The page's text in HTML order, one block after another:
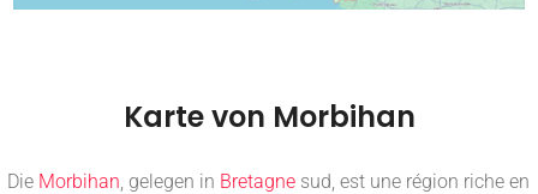
Karte von Morbihan
Die Morbihan, gelegen in Bretagne sud, est une région riche en